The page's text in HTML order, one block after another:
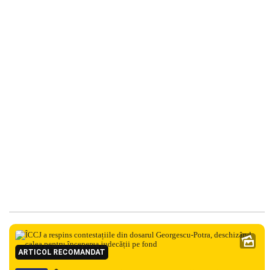
ARTICOL RECOMANDAT